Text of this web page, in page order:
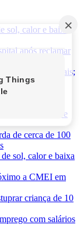
sol, calor e baixa
após reclamar
em Minas Gerais;
e cair de oito
e
de cerca de 100
sol, calor e baixa
a CMEI em
criança de 10
com salários